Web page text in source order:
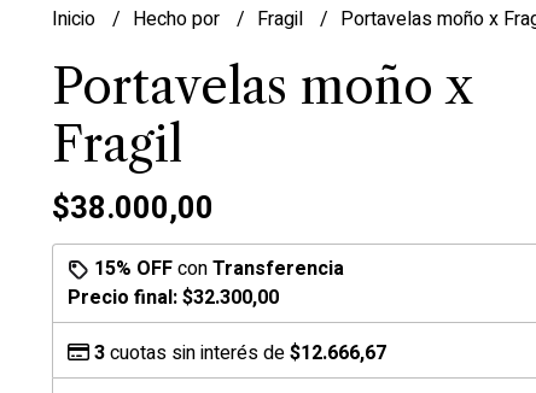
Inicio Hecho por Fragil Portavelas moño x
Portavelas moño x
Fragil
$38.000,00
15% OFFconTransferencia
Precio final:$32.300,00
3cuotas sin interés de$12.666,67